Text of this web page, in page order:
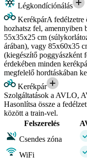
Légkondíciónálás
KerékpárA fedélzetre
hozhatsz fel, amennyiben
55x35x25 cm
árában), vagy 85x60x35
(kiegészítő poggyászként
érdekében minden
megfelelő hordtáskában
Kerékpár
Szolgáltatások a AVLO,
Hasonlítsa össze a
között a train-vel.
Felszerelés
Csendes zóna
WiFi